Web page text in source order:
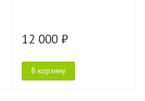
12 000 ₽
В корзину